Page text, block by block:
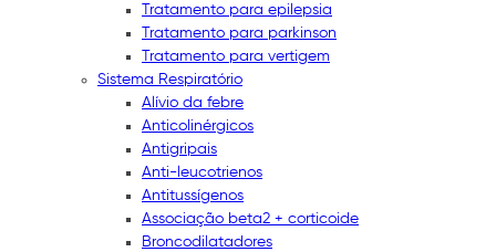
Tratamento para epilepsia
Tratamento para parkinson
Tratamento para vertigem
Sistema Respiratório
Alívio da febre
Anticolinérgicos
Antigripais
Anti-leucotrienos
Antitussígenos
Associação beta2 + corticoide
Broncodilatadores